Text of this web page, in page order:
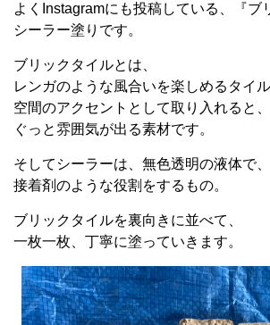
よくInstagramにも投稿している、『ブ
シーラー塗りです。
ブリックタイルとは、
レンガのような風合いを楽しめるタイル
空間のアクセントとして取り入れると、
ぐっと雰囲気が出る素材です。
そしてシーラーは、無色透明の液体で、
接着剤のような役割をするもの。
ブリックタイルを裏向きに並べて、
一枚一枚、丁寧に塗っていきます。